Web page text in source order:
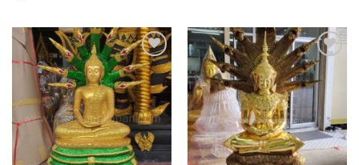
Add to
Wishlist
Add to
Wishlist